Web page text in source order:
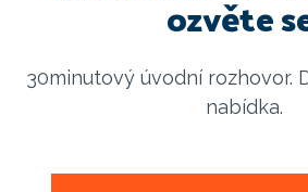
ozvěte
30minutový úvodní rozhovor.
nabídka.